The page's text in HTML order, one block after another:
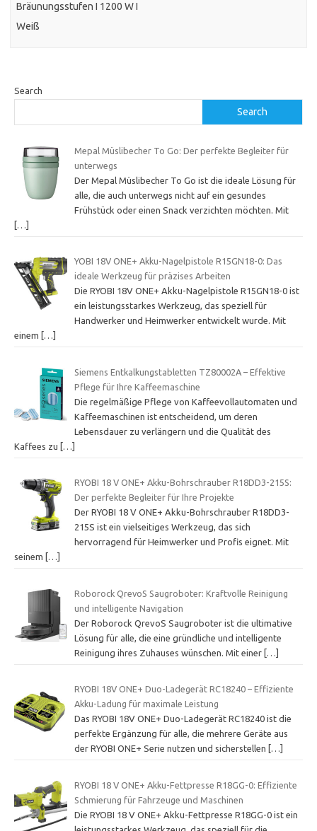
Bräunungsstufen I 1200 W I
Weiß
Search
Search
Mepal Müslibecher To Go: Der perfekte Begleiter für
unterwegs
Der Mepal Müslibecher To Go ist die ideale Lösung für
alle, die auch unterwegs nicht auf ein gesundes
Frühstück oder einen Snack verzichten möchten. Mit
[…]
YOBI 18V ONE+ Akku-Nagelpistole R15GN18-0: Das
ideale Werkzeug für präzises Arbeiten
Die RYOBI 18V ONE+ Akku-Nagelpistole R15GN18-0 ist
ein leistungsstarkes Werkzeug, das speziell für
Handwerker und Heimwerker entwickelt wurde. Mit
einem
[…]
Siemens Entkalkungstabletten TZ80002A – Effektive
Pflege für Ihre Kaffeemaschine
Die regelmäßige Pflege von Kaffeevollautomaten und
Kaffeemaschinen ist entscheidend, um deren
Lebensdauer zu verlängern und die Qualität des
Kaffees zu […]
RYOBI 18 V ONE+ Akku-Bohrschrauber R18DD3-215S:
Der perfekte Begleiter für Ihre Projekte
Der RYOBI 18 V ONE+ Akku-Bohrschrauber R18DD3-
215S ist ein vielseitiges Werkzeug, das sich
hervorragend für Heimwerker und Profis eignet. Mit
seinem
[…]
Roborock QrevoS Saugroboter: Kraftvolle Reinigung
und intelligente Navigation
Der Roborock QrevoS Saugroboter ist die ultimative
Lösung für alle, die eine gründliche und intelligente
Reinigung ihres Zuhauses wünschen. Mit einer […]
RYOBI 18V ONE+ Duo-Ladegerät RC18240 – Effiziente
Akku-Ladung für maximale Leistung
Das RYOBI 18V ONE+ Duo-Ladegerät RC18240 ist die
perfekte Ergänzung für alle, die mehrere Geräte aus
der RYOBI ONE+ Serie nutzen und sicherstellen
[…]
RYOBI 18 V ONE+ Akku-Fettpresse R18GG-0: Effiziente
Schmierung für Fahrzeuge und Maschinen
Die RYOBI 18 V ONE+ Akku-Fettpresse R18GG-0 ist ein